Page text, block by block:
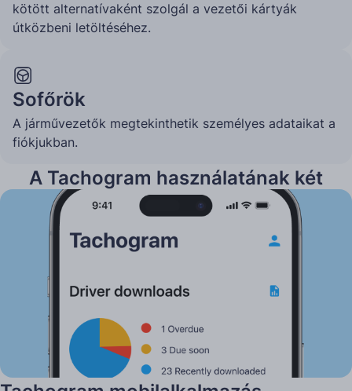
kötött alternatívaként szolgál a vezetői kártyák
útközbeni letöltéséhez.
Sofőrök
A járművezetők megtekinthetik személyes adataikat a
fiókjukban.
A Tachogram használatának két
módja